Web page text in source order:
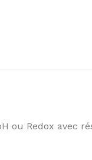
ou Redox avec